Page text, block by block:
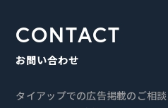
CONTACT
お問い合わせ
タイアップでの広告掲載のご相